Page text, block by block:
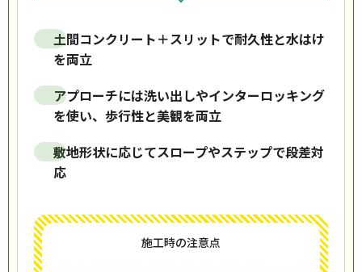
土間コンクリート＋スリットで耐久性と水はけ
を両立
アプローチには洗い出しやインターロッキング
を使い、歩行性と美観を両立
敷地形状に応じてスロープやステップで段差対
応
施工時の注意点